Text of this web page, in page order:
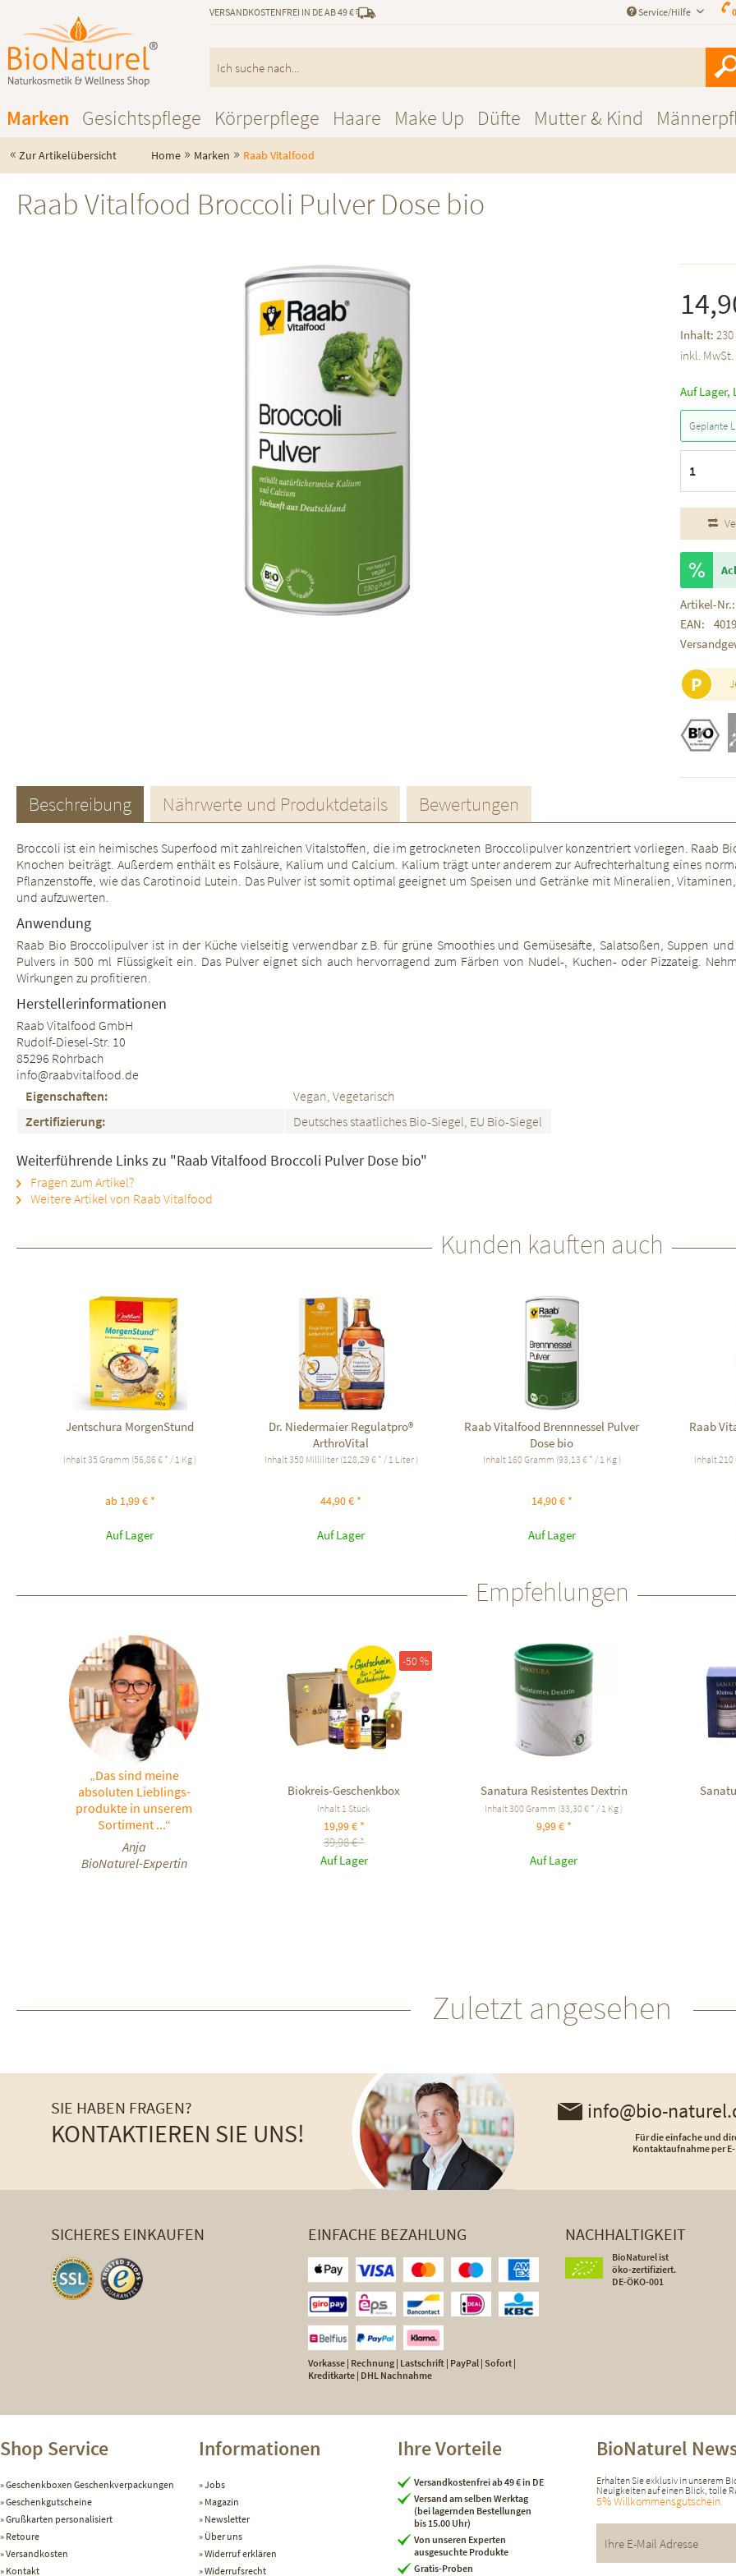
VERSANDKOSTENFREI IN DE AB 49 € Service/Hilfe
Marken Gesichtspflege Körperpflege Haare Make Up Düfte Mutter & Kind
« Zur Artikelübersicht Home » Marken » Raab Vitalfood
Raab Vitalfood Broccoli Pulver Dose bio
Inhalt:
inkl. MwSt.
Auf Lager,
Geplante
Artikel-Nr.:
EAN:
P
Beschreibung Nährwerte und Produktdetails Bewertungen
Broccoli ist ein heimisches Superfood mit zahlreichen Vitalstoffen, die im getrockneten Broccolipulver konzentriert vorliegen. Raab
Knochen beiträgt. Außerdem enthält es Folsäure, Kalium und Calcium. Kalium trägt unter anderem zur Aufrechterhaltung eines
Pflanzenstoffe, wie das Carotinoid Lutein. Das Pulver ist somit optimal geeignet um Speisen und Getränke mit Mineralien,
und aufzuwerten.
Anwendung
Raab Bio Broccolipulver ist in der Küche vielseitig verwendbar z.B. für grüne Smoothies und Gemüsesäfte, Salatsoßen, Suppen
Pulvers in 500 ml Flüssigkeit ein. Das Pulver eignet sich auch hervorragend zum Färben von Nudel-, Kuchen- oder Pizzateig.
Wirkungen zu profitieren.
Herstellerinformationen
Raab Vitalfood GmbH
Rudolf-Diesel-Str. 10
85296 Rohrbach
info@raabvitalfood.de
Eigenschaften:
Vegan, Vegetarisch
Zertifizierung:
Deutsches staatliches Bio-Siegel, EU Bio-Siegel
Weiterführende Links zu "Raab Vitalfood Broccoli Pulver Dose bio"
Fragen zum Artikel?
Weitere Artikel von Raab Vitalfood
Kunden kauften auch
Jentschura MorgenStund
Inhalt35 Gramm (56,86 € * / 1 Kg )
ab 1,99 € *
Auf Lager
Dr. Niedermaier Regulatpro®
ArthroVital
Inhalt350 Milliliter (128,29 € * / 1 Liter )
44,90 € *
Auf Lager
Raab Vitalfood Brennnessel Pulver
Dose bio
Inhalt 160 Gramm (93,13 € * / 1 Kg )
14,90 € *
Auf Lager
Raab
Inhalt210
Empfehlungen
„Das sind meine
absoluten Lieblings-
produkte in unserem
Sortiment ...“
Anja
BioNaturel-Expertin
-50 %
Biokreis-Geschenkbox
Inhalt 1 Stück
19,99 € *
39,98 € *
Auf Lager
Sanatura Resistentes Dextrin
Inhalt300 Gramm (33,30 € * / 1 Kg )
9,99 € *
Auf Lager
Zuletzt angesehen
SIE HABEN FRAGEN?
KONTAKTIEREN SIE UNS!
info@bio-
Für die einfache und
Kontaktaufnahme per
SICHERES EINKAUFEN EINFACHE BEZAHLUNG
Vorkasse | Rechnung | Lastschrift | PayPal | Sofort |
Kreditkarte | DHL Nachnahme
NACHHALTIGKEIT
BioNaturel ist
öko-zertifiziert.
DE-ÖKO-001
Shop Service
Geschenkboxen Geschenkverpackungen
Geschenkgutscheine
Grußkarten personalisiert
Retoure
Versandkosten
Kontakt
Informationen
Jobs
Magazin
Newsletter
Über uns
Widerruf erklären
Widerrufsrecht
Ihre Vorteile
Versandkostenfrei ab 49 € in DE
Versand am selben Werktag
(bei lagernden Bestellungen
bis 15.00 Uhr)
Von unseren Experten
ausgesuchte Produkte
Gratis-Proben
BioNaturel
Erhalten Sie exklusiv in unserem
Neuigkeiten auf einen Blick, tolle
5% Willkommensgutschein.